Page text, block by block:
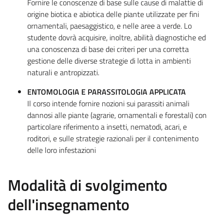
Fornire le conoscenze di base sulle cause di malattie di
origine biotica e abiotica delle piante utilizzate per fini
ornamentali, paesaggistico, e nelle aree a verde. Lo
studente dovrà acquisire, inoltre, abilità diagnostiche ed
una conoscenza di base dei criteri per una corretta
gestione delle diverse strategie di lotta in ambienti
naturali e antropizzati.
ENTOMOLOGIA E PARASSITOLOGIA APPLICATA
Il corso intende fornire nozioni sui parassiti animali
dannosi alle piante (agrarie, ornamentali e forestali) con
particolare riferimento a insetti, nematodi, acari, e
roditori, e sulle strategie razionali per il contenimento
delle loro infestazioni
Modalità di svolgimento
dell'insegnamento